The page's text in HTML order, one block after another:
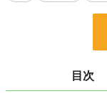
生真面目なもふもふイヌ
※こんなタイトルですが
※性的描写を含む部分に
目次